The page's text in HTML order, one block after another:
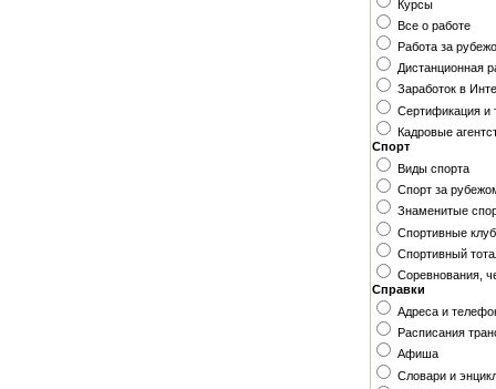
Курсы
Все о работе
Работа за
Дистанционная
Заработок в
Сертификация и
Кадровые
Спорт
Виды спорта
Спорт за
Знаменитые
Спортивные
Спортивный
Соревнования,
Справки
Адреса и
Расписания
Афиша
Словари и